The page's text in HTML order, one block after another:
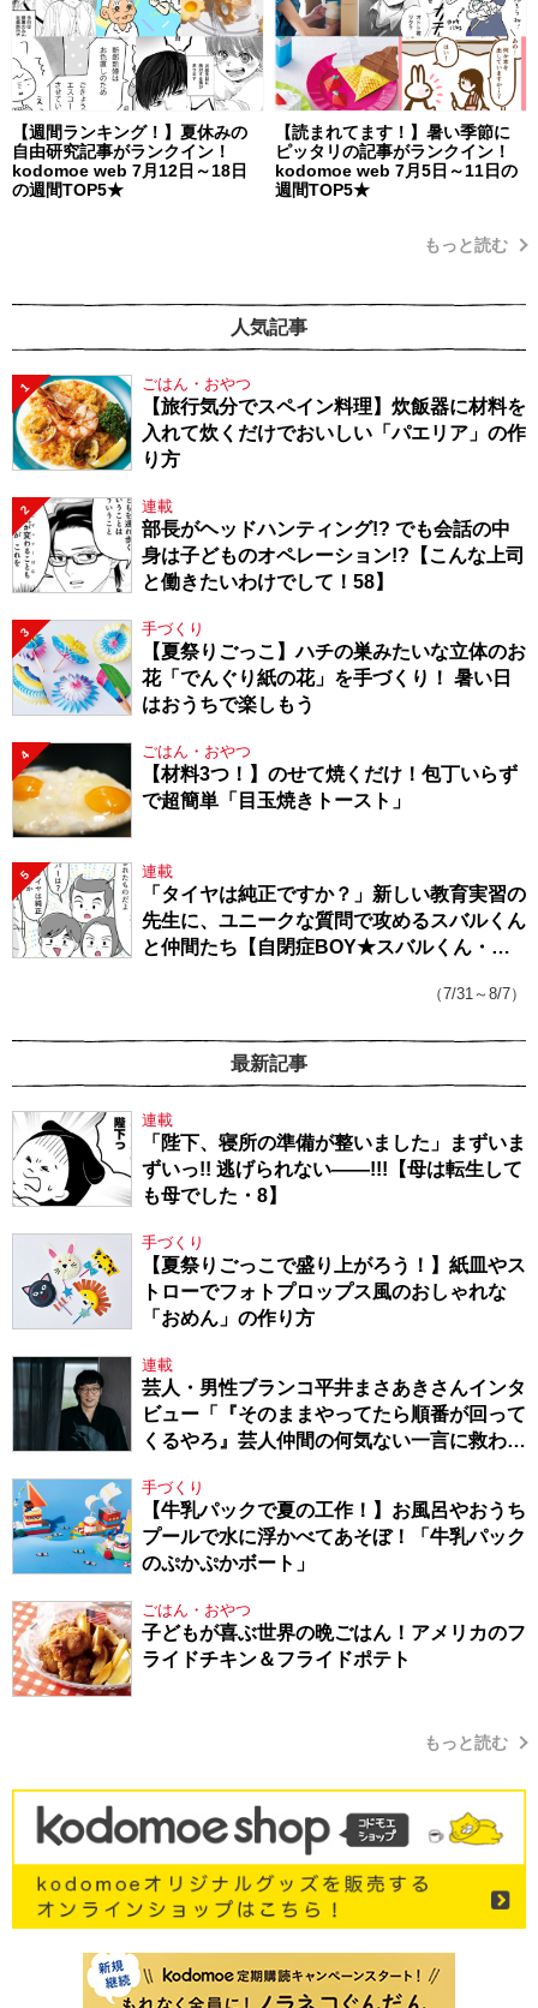
【週間ランキング！】夏休みの
自由研究記事がランクイン！
kodomoe web 7月12日～18日
の週間TOP5★
【読まれてます！】暑い季節に
ピッタリの記事がランクイン！
kodomoe web 7月5日～11日の
週間TOP5★
もっと読む
人気記事
1 ごはん・おやつ
【旅行気分でスペイン料理】炊飯器に材料を
入れて炊くだけでおいしい「パエリア」の作
り方
2 連載
部長がヘッドハンティング!? でも会話の中
身は子どものオペレーション!?【こんな上司
と働きたいわけでして！58】
3 手づくり
【夏祭りごっこ】ハチの巣みたいな立体のお
花「でんぐり紙の花」を手づくり！ 暑い日
はおうちで楽しもう
4 ごはん・おやつ
【材料3つ！】のせて焼くだけ！包丁いらず
で超簡単「目玉焼きトースト」
5 連載
「タイヤは純正ですか？」新しい教育実習の
先生に、ユニークな質問で攻めるスバルくん
と仲間たち【自閉症BOY★スバルくん・
（7/31～8/7）
最新記事
連載
「陛下、寝所の準備が整いました」まずいま
ずいっ!! 逃げられない――!!!【母は転生して
も母でした・8】
手づくり
【夏祭りごっこで盛り上がろう！】紙皿やス
トローでフォトプロップス風のおしゃれな
「おめん」の作り方
連載
芸人・男性ブランコ平井まさあきさんインタ
ビュー「『そのままやってたら順番が回って
くるやろ』芸人仲間の何気ない一言に救われ
手づくり
【牛乳パックで夏の工作！】お風呂やおうち
プールで水に浮かべてあそぼ！「牛乳パック
のぷかぷかボート」
ごはん・おやつ
子どもが喜ぶ世界の晩ごはん！アメリカのフ
ライドチキン＆フライドポテト
もっと読む